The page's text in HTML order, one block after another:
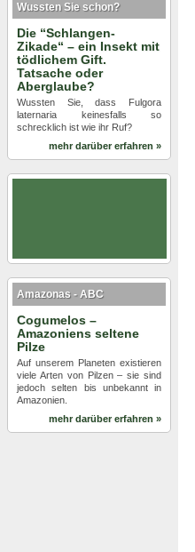
Wussten Sie schon?
Die “Schlangen-
Zikade“ – ein Insekt mit
tödlichem Gift.
Tatsache oder
Aberglaube?
Wussten Sie, dass Fulgora
laternaria keinesfalls so
schrecklich ist wie ihr Ruf?
mehr darüber erfahren »
Amazonas - ABC
Cogumelos –
Amazoniens seltene
Pilze
Auf unserem Planeten existieren
viele Arten von Pilzen – sie sind
jedoch selten bis unbekannt in
Amazonien.
mehr darüber erfahren »